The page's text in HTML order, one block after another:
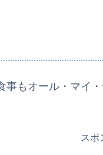
事もオール・マイ
スポ